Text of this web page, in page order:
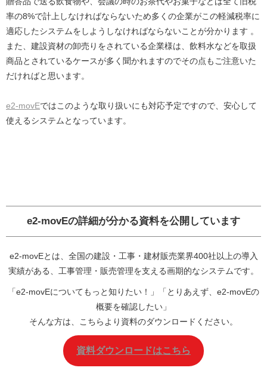
率の8%で計上しなければならないため多くの企業がこの軽減税率に
適応したシステムをしようしなければならないことが分かります 。
また、建設資材の卸売りをされている企業様は、飲料水などを取扱
商品とされているケースが多く聞かれますのでその点もご注意いた
だければと思います。
e2-movEではこのような取り扱いにも対応予定ですので、安心して
使えるシステムとなっています。
e2-movEの詳細が分かる資料を公開しています
e2-movEとは、全国の建設・工事・建材販売業界400社以上の導入
実績がある、工事管理・販売管理を支える画期的なシステムです。
「e2-movEについてもっと知りたい！」「とりあえず、e2-movEの
概要を確認したい」
そんな方は、こちらより資料のダウンロードください。
資料ダウンロードはこちら